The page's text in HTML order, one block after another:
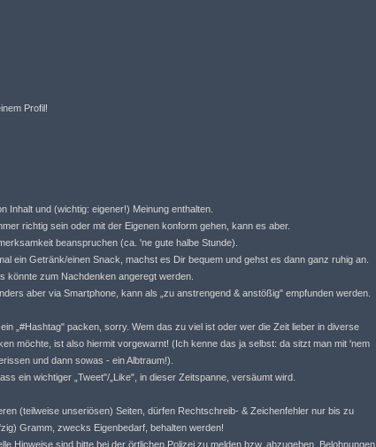
Profil!
Inhalt und (wichtig: eigener!) Meinung enthalten.
richtig sein oder mit der Eigenen konform gehen, kann es aber.
beanspruchen (ca. 'ne gute halbe Stunde).
ein Getränk/einen Snack, machst es Dir bequem und gehst es dann ganz ruhig an.
könnte zum Nachdenken angeregt werden.
aber via Smartphone, kann als „zu anstrengend & anstößig" empfunden werden.
„#Hashtag" packen, sorry. Wem das zu viel ist oder wer die Zeit lieber in diverse
möchte, ist also hiermit vorgewarnt! (Ich kenne das ja selbst: da sitzt man mit 'nem
und dann sowas - ein Albtraum!).
ein wichtiger „Tweet"/„Like", in dieser Zeitspanne, versäumt wird.
(teilweise unseriösen) Seiten, dürfen Rechtschreib- & Zeichenfehler nur bis zu
Gramm, zwecks Eigenbedarf, behalten werden!
Hinweise sind bitte bei der örtlichen Polizei zu melden bzw. abzugeben. Belohnungen